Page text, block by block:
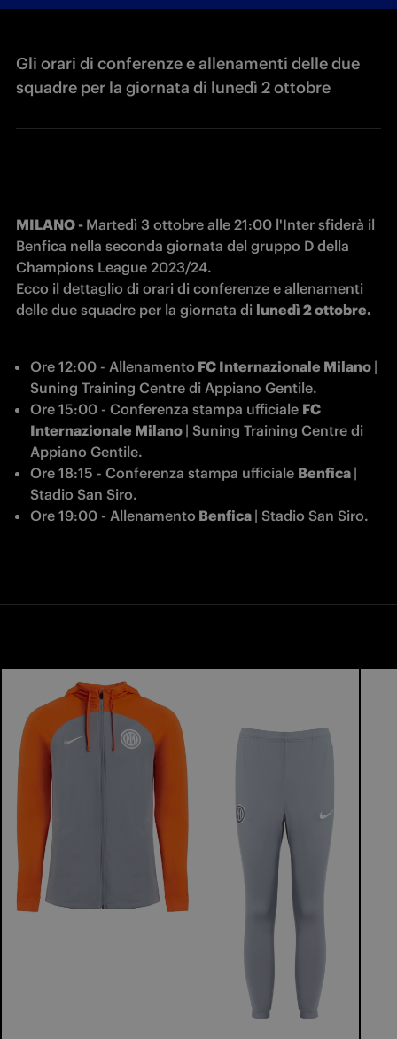
Gli orari di conferenze e allenamenti delle due
squadre per la giornata di lunedì 2 ottobre
MILANO - Martedì 3 ottobre alle 21:00 l'Inter sfiderà il
Benfica nella seconda giornata del gruppo D della
Champions League 2023/24.
Ecco il dettaglio di orari di conferenze e allenamenti
delle due squadre per la giornata di lunedì 2 ottobre.
Ore 12:00 - Allenamento FC Internazionale Milano |
Suning Training Centre di Appiano Gentile.
Ore 15:00 - Conferenza stampa ufficiale FC
Internazionale Milano | Suning Training Centre di
Appiano Gentile.
Ore 18:15 - Conferenza stampa ufficiale Benfica |
Stadio San Siro.
Ore 19:00 - Allenamento Benfica | Stadio San Siro.